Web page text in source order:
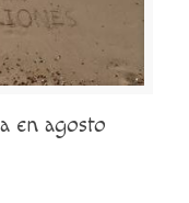
en agosto